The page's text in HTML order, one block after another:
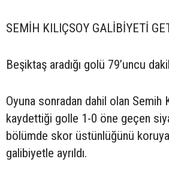
SEMİH KILIÇSOY GALİBİYETİ
Beşiktaş aradığı golü 79’uncu
Oyuna sonradan dahil olan Semih
kaydettiği golle 1-0 öne geçen
bölümde skor üstünlüğünü
galibiyetle ayrıldı.